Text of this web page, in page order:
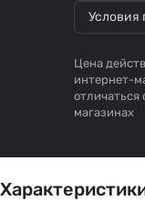
Условия
Цена
интернет-
отличаться
магазинах